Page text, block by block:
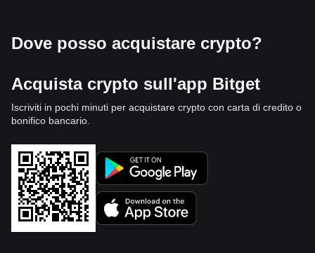
Dove posso acquistare crypto?
Acquista crypto sull'app Bitget
Iscriviti in pochi minuti per acquistare crypto con carta di credito o
bonifico bancario.